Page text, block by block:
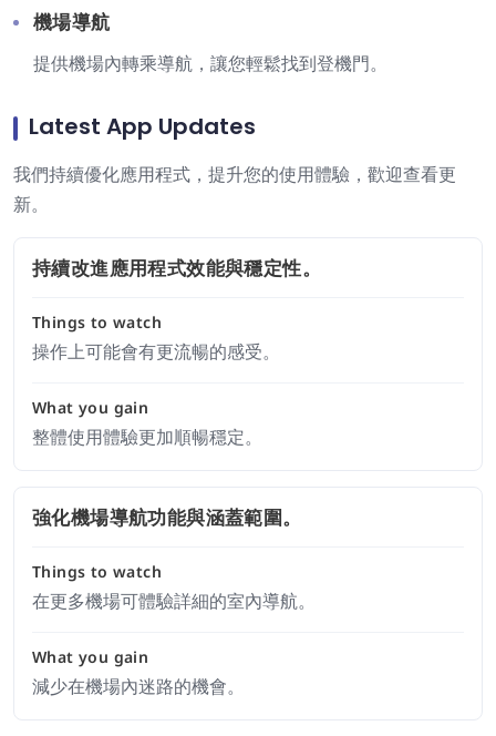
機場導航
提供機場內轉乘導航，讓您輕鬆找到登機門。
Latest App Updates
我們持續優化應用程式，提升您的使用體驗，歡迎查看更
新。
持續改進應用程式效能與穩定性。
Things to watch
操作上可能會有更流暢的感受。
What you gain
整體使用體驗更加順暢穩定。
強化機場導航功能與涵蓋範圍。
Things to watch
在更多機場可體驗詳細的室內導航。
What you gain
減少在機場內迷路的機會。